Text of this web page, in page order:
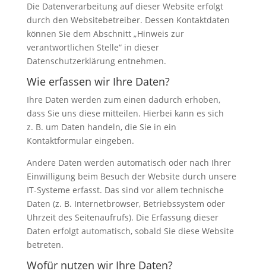
Die Datenverarbeitung auf dieser Website erfolgt
durch den Websitebetreiber. Dessen Kontaktdaten
können Sie dem Abschnitt „Hinweis zur
verantwortlichen Stelle“ in dieser
Datenschutzerklärung entnehmen.
Wie erfassen wir Ihre Daten?
Ihre Daten werden zum einen dadurch erhoben,
dass Sie uns diese mitteilen. Hierbei kann es sich
z. B. um Daten handeln, die Sie in ein
Kontaktformular eingeben.
Andere Daten werden automatisch oder nach Ihrer
Einwilligung beim Besuch der Website durch unsere
IT-Systeme erfasst. Das sind vor allem technische
Daten (z. B. Internetbrowser, Betriebssystem oder
Uhrzeit des Seitenaufrufs). Die Erfassung dieser
Daten erfolgt automatisch, sobald Sie diese Website
betreten.
Wofür nutzen wir Ihre Daten?